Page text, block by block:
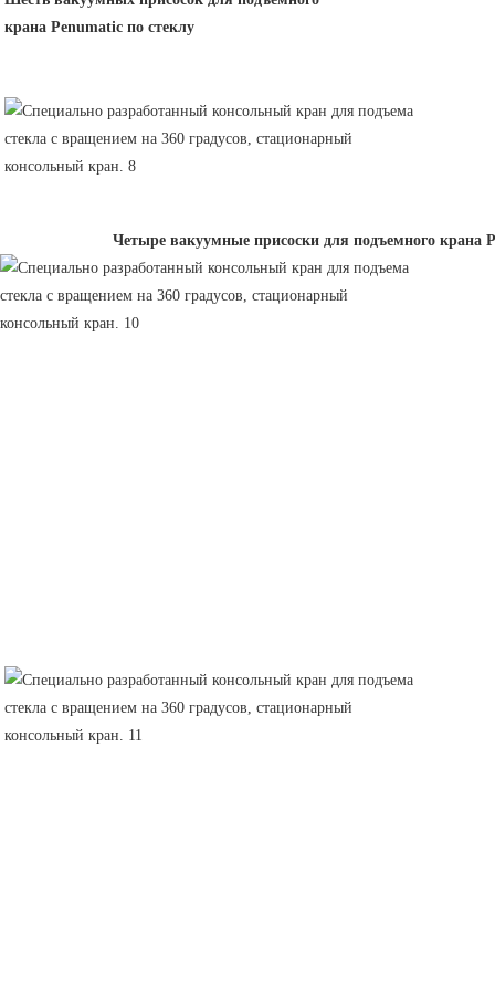
крана Penumatic по стеклу
Четыре вакуумные присоски для подъемного крана